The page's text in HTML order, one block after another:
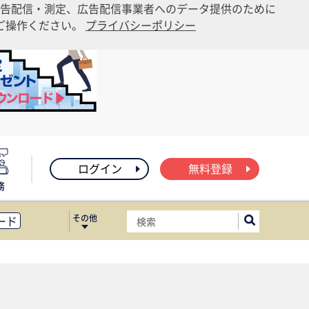
配信・測定、広告配信事業者へのデータ提供のために
作ください。 プライバシーポリシー
ログイン 無料登録
ド
ス移転
その他